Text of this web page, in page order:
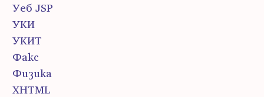
Уеб JSP
УКИ
УКИТ
Факс
Физика
ХHTML